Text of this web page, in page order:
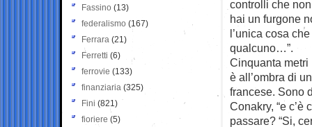
controlli che
hai un furgone
l’unica cosa
qualcuno…”.
Cinquanta metri
è all’ombra di
francese. Sono
Conakry, “e
passare? “Si,
Fassino (13)
federalismo (167)
Ferrara (21)
Ferretti (6)
ferrovie (133)
finanziaria (325)
Fini (821)
fioriere (5)